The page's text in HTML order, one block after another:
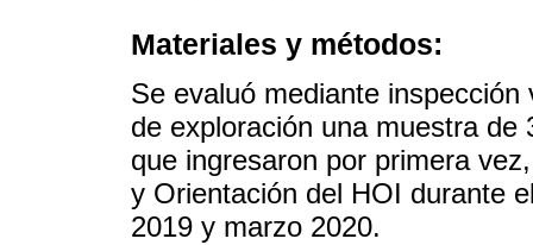
Materiales y métodos:
Se evaluó mediante
de exploración una muestra
que ingresaron por primera
y Orientación del HOI durante
2019 y marzo 2020.